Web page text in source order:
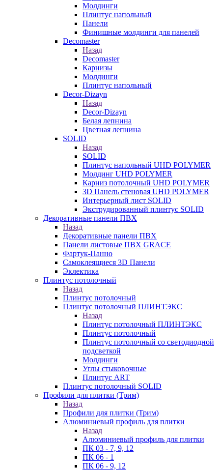
Молдинги
Плинтус напольный
Панели
Финишные молдинги для панелей
Decomaster
Назад
Decomaster
Карнизы
Молдинги
Плинтус напольный
Decor-Dizayn
Назад
Decor-Dizayn
Белая лепнина
Цветная лепнина
SOLID
Назад
SOLID
Плинтус напольный UHD POLYMER
Молдинг UHD POLYMER
Карниз потолочный UHD POLYMER
3D Панель стеновая UHD POLYMER
Интерьерный лист SOLID
Экструдированный плинтус SOLID
Декоративные панели ПВХ
Назад
Декоративные панели ПВХ
Панели листовые ПВХ GRACE
Фартук-Панно
Самоклеящиеся 3D Панели
Эклектика
Плинтус потолочный
Назад
Плинтус потолочный
Плинтус потолочный ПЛИНТЭКС
Назад
Плинтус потолочный ПЛИНТЭКС
Плинтус потолочный
Плинтус потолочный со светодиодной
подсветкой
Молдинги
Углы стыковочные
Плинтус ART
Плинтус потолочный SOLID
Профили для плитки (Трим)
Назад
Профили для плитки (Трим)
Алюминиевый профиль для плитки
Назад
Алюминиевый профиль для плитки
ПК 03 - 7, 9, 12
ПК 06 - 1
ПК 06 - 9, 12